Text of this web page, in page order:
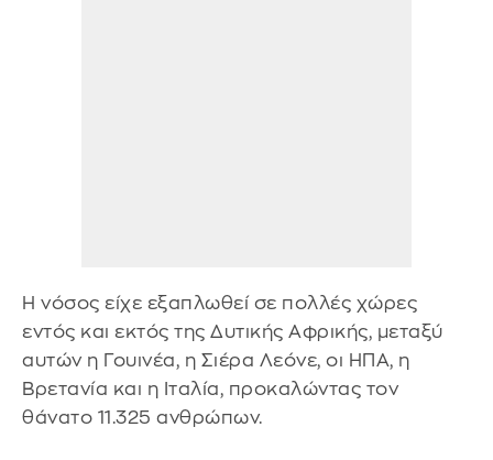
Η νόσος είχε εξαπλωθεί σε πολλές χώρες
εντός και εκτός της Δυτικής Αφρικής, μεταξύ
αυτών η Γουινέα, η Σιέρα Λεόνε, οι ΗΠΑ, η
Βρετανία και η Ιταλία, προκαλώντας τον
θάνατο 11.325 ανθρώπων.